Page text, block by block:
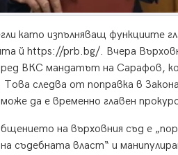
като изпълняващ функциите
й https://prb.bg/. Вчера
ВКС мандатът на Сарафов,
следва от поправка в
да е временно главен
на върховния съд е
съдебната власт“ и